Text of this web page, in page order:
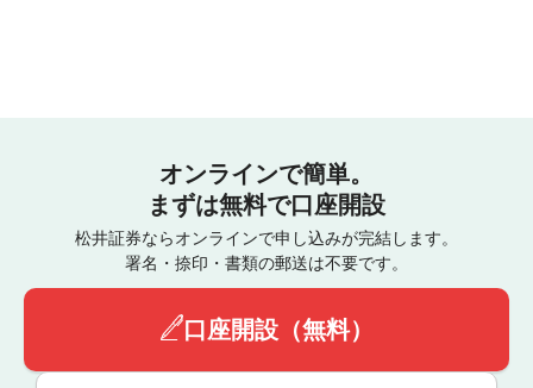
オンラインで簡単。
まずは無料で口座開設
松井証券ならオンラインで申し込みが完結します。
署名・捺印・書類の郵送は不要です。
口座開設（無料）